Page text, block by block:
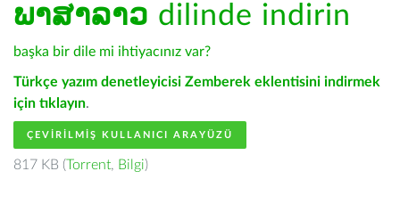
ພາສາລາວ dilinde indirin
başka bir dile mi ihtiyacınız var?
Türkçe yazım denetleyicisi Zemberek eklentisini indirmek
için tıklayın.
ÇEVIRILMIŞ KULLANICI ARAYÜZÜ
817 KB (Torrent, Bilgi)